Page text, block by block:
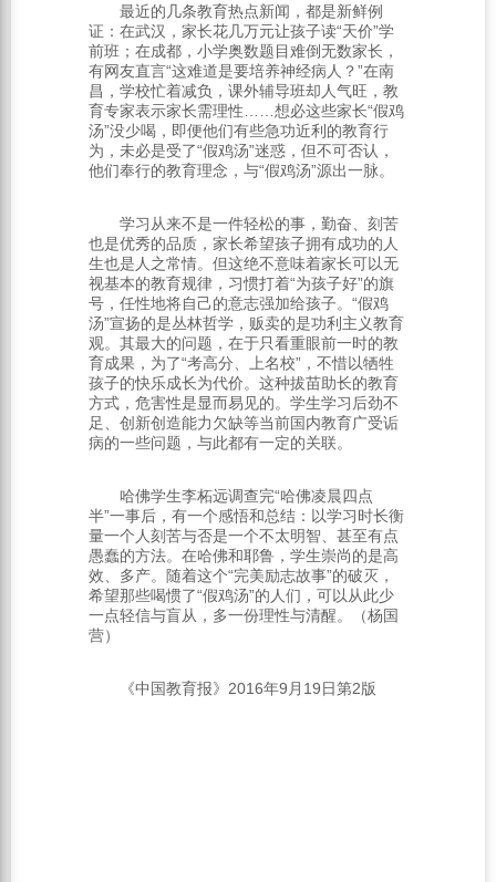
最近的几条教育热点新闻，都是新鲜例
证：在武汉，家长花几万元让孩子读“天价”学
前班；在成都，小学奥数题目难倒无数家长，
有网友直言“这难道是要培养神经病人？”在南
昌，学校忙着减负，课外辅导班却人气旺，教
育专家表示家长需理性……想必这些家长“假鸡
汤”没少喝，即便他们有些急功近利的教育行
为，未必是受了“假鸡汤”迷惑，但不可否认，
他们奉行的教育理念，与“假鸡汤”源出一脉。
学习从来不是一件轻松的事，勤奋、刻苦
也是优秀的品质，家长希望孩子拥有成功的人
生也是人之常情。但这绝不意味着家长可以无
视基本的教育规律，习惯打着“为孩子好”的旗
号，任性地将自己的意志强加给孩子。“假鸡
汤”宣扬的是丛林哲学，贩卖的是功利主义教育
观。其最大的问题，在于只看重眼前一时的教
育成果，为了“考高分、上名校”，不惜以牺牲
孩子的快乐成长为代价。这种拔苗助长的教育
方式，危害性是显而易见的。学生学习后劲不
足、创新创造能力欠缺等当前国内教育广受诟
病的一些问题，与此都有一定的关联。
哈佛学生李柘远调查完“哈佛凌晨四点
半”一事后，有一个感悟和总结：以学习时长衡
量一个人刻苦与否是一个不太明智、甚至有点
愚蠢的方法。在哈佛和耶鲁，学生崇尚的是高
效、多产。随着这个“完美励志故事”的破灭，
希望那些喝惯了“假鸡汤”的人们，可以从此少
一点轻信与盲从，多一份理性与清醒。（杨国
营）
《中国教育报》2016年9月19日第2版